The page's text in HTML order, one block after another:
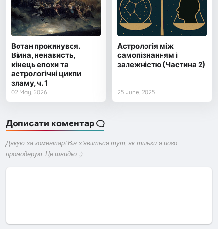
Вотан прокинувся.
Війна, ненависть,
кінець епохи та
астрологічні цикли
зламу, ч. 1
02 May, 2026
Астрологія між
самопізнанням і
залежністю (Частина 2)
25 June, 2025
Дописати коментар
Дякую за коментар! Він з'явиться тут, як тільки я його
промодерую. Це швидко :)